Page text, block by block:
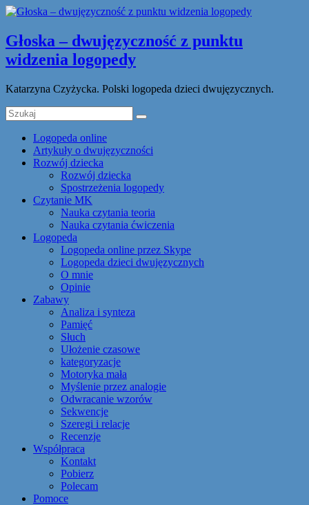
Głoska – dwujęzyczność z punktu
widzenia logopedy
Katarzyna Czyżycka. Polski logopeda dzieci dwujęzycznych.
Logopeda online
Artykuły o dwujęzyczności
Rozwój dziecka
Rozwój dziecka
Spostrzeżenia logopedy
Czytanie MK
Nauka czytania teoria
Nauka czytania ćwiczenia
Logopeda
Logopeda online przez Skype
Logopeda dzieci dwujęzycznych
O mnie
Opinie
Zabawy
Analiza i synteza
Pamięć
Słuch
Ułożenie czasowe
kategoryzacje
Motoryka mała
Myślenie przez analogie
Odwracanie wzorów
Sekwencje
Szeregi i relacje
Recenzje
Współpraca
Kontakt
Pobierz
Polecam
Pomoce